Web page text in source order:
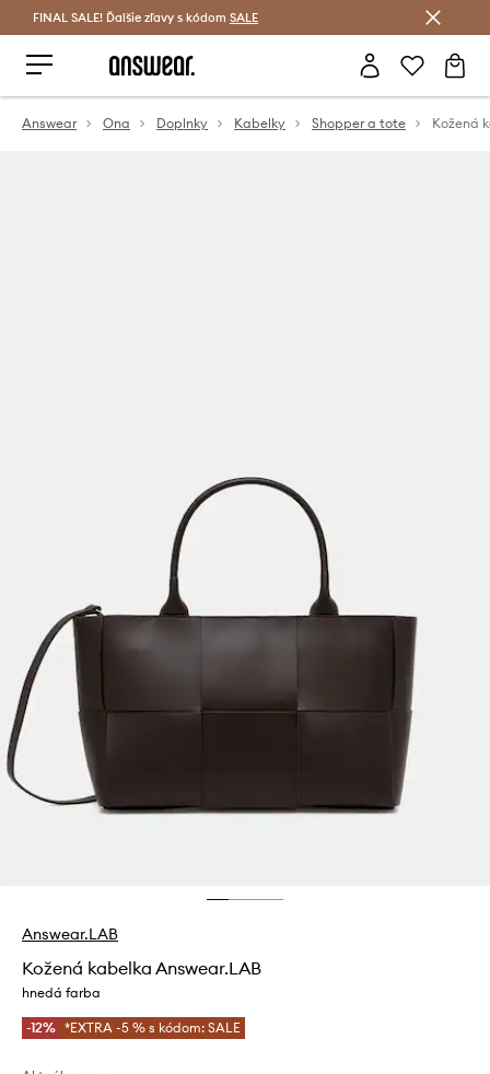
Šetrite s Answear Club >
FINAL SALE! Ďalšie zľavy s kódom SALE
Answear Ona Doplnky Kabelky Shopper a tote Kožená
Answear.LAB
Kožená kabelka Answear.LAB
hnedá farba
-12% *EXTRA -5 % s kódom: SALE